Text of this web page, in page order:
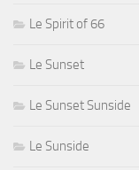
Le Spirit of 66
Le Sunset
Le Sunset Sunside
Le Sunside